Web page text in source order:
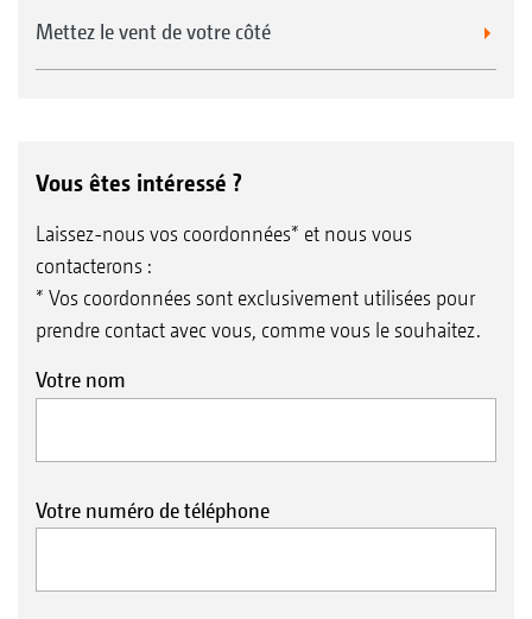
Mettez le vent de votre côté
Vous êtes intéressé ?
Laissez-nous vos coordonnées* et nous vous
contacterons :
* Vos coordonnées sont exclusivement utilisées pour
prendre contact avec vous, comme vous le souhaitez.
Votre nom
Votre numéro de téléphone